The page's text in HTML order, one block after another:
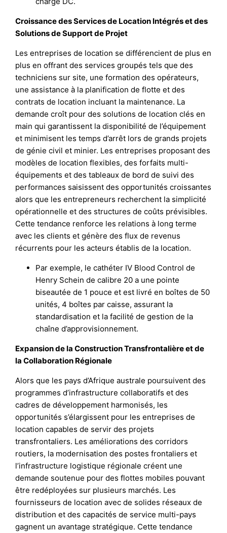
Croissance des Services de Location Intégrés et des
Solutions de Support de Projet
Les entreprises de location se différencient de plus en
plus en offrant des services groupés tels que des
techniciens sur site, une formation des opérateurs,
une assistance à la planification de flotte et des
contrats de location incluant la maintenance. La
demande croît pour des solutions de location clés en
main qui garantissent la disponibilité de l’équipement
et minimisent les temps d’arrêt lors de grands projets
de génie civil et minier. Les entreprises proposant des
modèles de location flexibles, des forfaits multi-
équipements et des tableaux de bord de suivi des
performances saisissent des opportunités croissantes
alors que les entrepreneurs recherchent la simplicité
opérationnelle et des structures de coûts prévisibles.
Cette tendance renforce les relations à long terme
avec les clients et génère des flux de revenus
récurrents pour les acteurs établis de la location.
Par exemple, le cathéter IV Blood Control de
Henry Schein de calibre 20 a une pointe
biseautée de 1 pouce et est livré en boîtes de 50
unités, 4 boîtes par caisse, assurant la
standardisation et la facilité de gestion de la
chaîne d’approvisionnement.
Expansion de la Construction Transfrontalière et de
la Collaboration Régionale
Alors que les pays d’Afrique australe poursuivent des
programmes d’infrastructure collaboratifs et des
cadres de développement harmonisés, les
opportunités s’élargissent pour les entreprises de
location capables de servir des projets
transfrontaliers. Les améliorations des corridors
routiers, la modernisation des postes frontaliers et
l’infrastructure logistique régionale créent une
demande soutenue pour des flottes mobiles pouvant
être redéployées sur plusieurs marchés. Les
fournisseurs de location avec de solides réseaux de
distribution et des capacités de service multi-pays
gagnent un avantage stratégique. Cette tendance